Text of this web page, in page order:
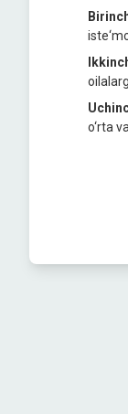
o‘rta